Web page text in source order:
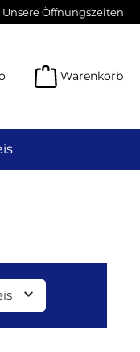
Unsere Öffnungszeiten
dem Merkzettel
Warenkorb